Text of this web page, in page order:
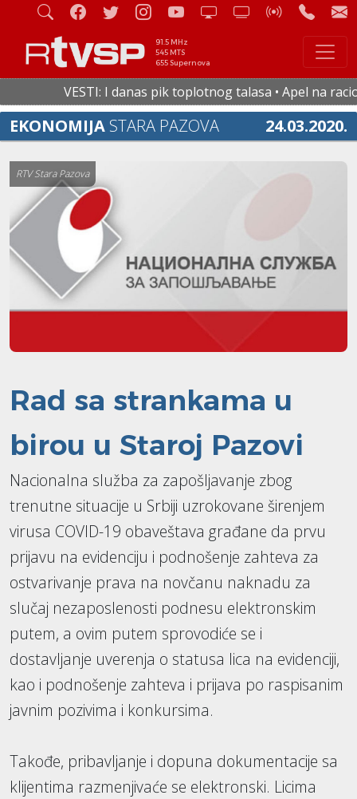
91.5 MHz
545 MTS
655 Supernova
VESTI: I danas pik toplotnog talasa • Apel na
EKONOMIJA STARA PAZOVA 24.03.2020.
RTV Stara Pazova
Rad sa strankama u
birou u Staroj Pazovi
Nacionalna služba za zapošljavanje zbog
trenutne situacije u Srbiji uzrokovane širenjem
virusa COVID-19 obaveštava građane da prvu
prijavu na evidenciju i podnošenje zahteva za
ostvarivanje prava na novčanu naknadu za
slučaj nezaposlenosti podnesu elektronskim
putem, a ovim putem sprovodiće se i
dostavljanje uverenja o statusa lica na evidenciji,
kao i podnošenje zahteva i prijava po raspisanim
javnim pozivima i konkursima.
Takođe, pribavljanje i dopuna dokumentacije sa
klijentima razmenjivaće se elektronski. Licima